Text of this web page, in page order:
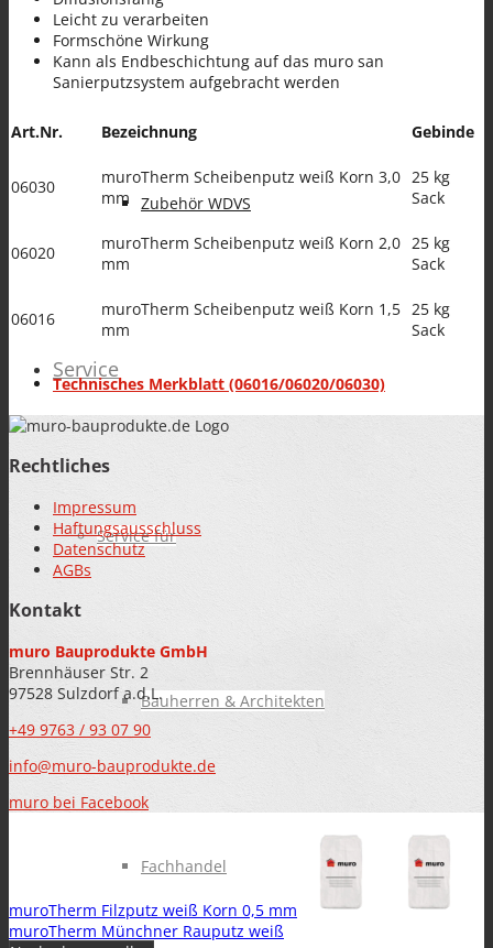
BAUWERKSABDICHTUNG
Zubehör WDVS
Service
Service für
Bauherren & Architekten
Fachhandel
Leicht zu verarbeiten
Formschöne Wirkung
Kann als Endbeschichtung auf das muro san
Sanierputzsystem aufgebracht werden
Art.Nr. Bezeichnung Gebinde
06030
muroTherm Scheibenputz weiß Korn 3,0
mm
25 kg
Sack
06020
muroTherm Scheibenputz weiß Korn 2,0
mm
25 kg
Sack
06016
muroTherm Scheibenputz weiß Korn 1,5
mm
25 kg
Sack
Technisches Merkblatt (06016/06020/06030)
Rechtliches
Impressum
Haftungsausschluss
Datenschutz
AGBs
Kontakt
muro Bauprodukte GmbH
Brennhäuser Str. 2
97528 Sulzdorf a.d.L.
+49 9763 / 93 07 90
info@muro-bauprodukte.de
muro bei Facebook
muroTherm Filzputz weiß Korn 0,5 mm
muroTherm Münchner Rauputz weiß